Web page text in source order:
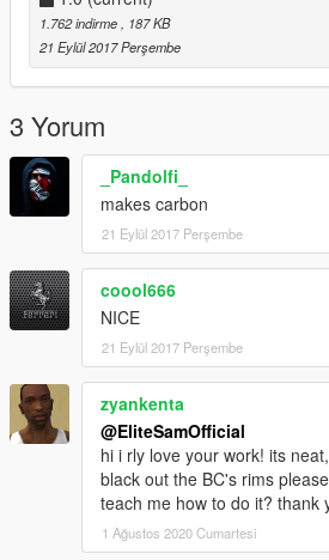
1.762 indirme
, 187 KB
21 Eylül 2017 Perşembe
3 Yorum
_Pandolfi_
makes carbon
21 Eylül 2017 Perşembe
coool666
NICE
21 Eylül 2017 Perşembe
zyankenta
@EliteSamOfficial
hi i rly love your work! its
black out the BC's rims
teach me how to do it? thank
1 Ağustos 2020 Cumartesi